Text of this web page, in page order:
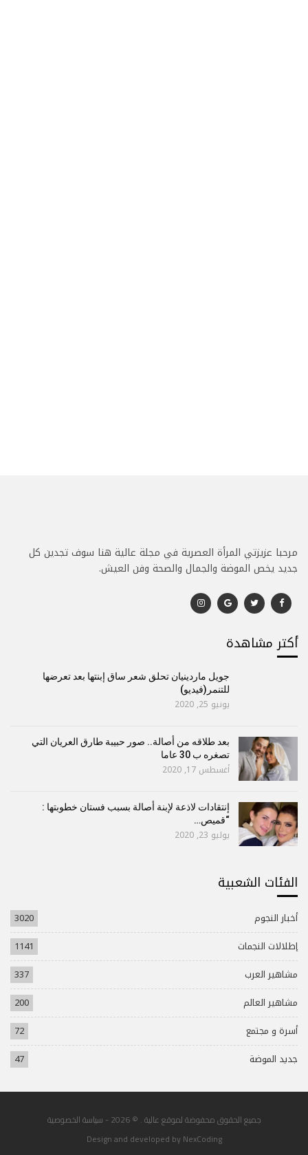
مرحبا عزيزتي المرأة العصرية في مجلة عالية هنا سوف تجدين كل
جديد يخص الموضة والجمال والصحة وفن العيش.
أكتر مشاهدة
جويل ماردينيان تحلق شعر ساق إبنتها بعد تعرضها
للتنمر(فيديو)
يونيو 25, 2020
بعد طلاقه من أصالة.. صور حبيبة طارق العريان التي
تصغره ب 30 عاما
أغسطس 17, 2020
إنتقادات لاذعة لإبنة أصالة بسبب فستان خطوبتها :
“قميص…
يوليو 23, 2020
الفئات الشعبية
أخبار النجوم
3020
إطلالات النجمات
1141
مشاهير العرب
337
مشاهير العالم
200
أسرة و مجتمع
72
جديد الموضة
47
جميع الحقوق محفوضة لموقع عالية . © 2026 -
سياسة الخصوصية
Design and developed byNexCoding